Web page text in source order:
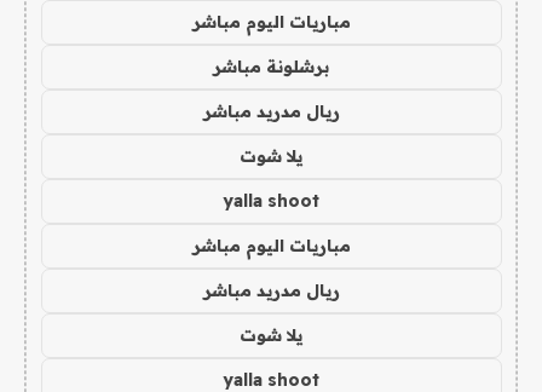
مباريات اليوم مباشر
برشلونة مباشر
ريال مدريد مباشر
يلا شوت
yalla shoot
مباريات اليوم مباشر
ريال مدريد مباشر
يلا شوت
yalla shoot